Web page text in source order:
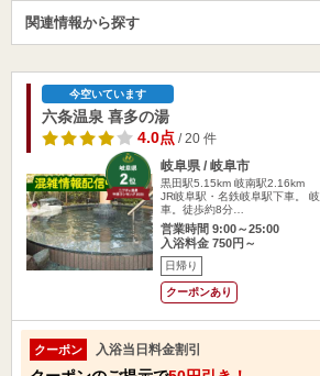
関連情報から探す
今空いています
六条温泉 喜多の湯
4.0点/ 20 件
岐阜県 / 岐阜市
黒田駅5.15km 岐南駅2.16km
JR岐阜駅・名鉄岐阜駅下車。
車。徒歩約8分…
営業時間 9:00～25:00
入浴料金 750円～
日帰り
クーポンあり
クーポン 入浴当日料金割引